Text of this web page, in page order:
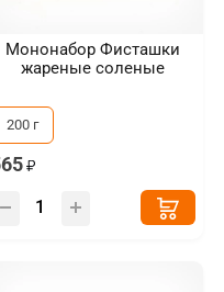
Мононабор Фисташки
жареные соленые
200 г